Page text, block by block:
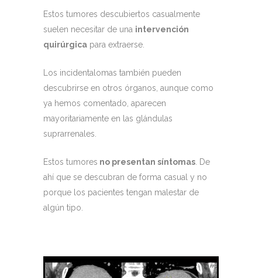
Estos tumores descubiertos casualmente
suelen necesitar de una intervención
quirúrgica para extraerse.
Los incidentalomas también pueden
descubrirse en otros órganos, aunque como
ya hemos comentado, aparecen
mayoritariamente en las glándulas
suprarrenales.
Estos tumores no presentan síntomas . De
ahí que se descubran de forma casual y no
porque los pacientes tengan malestar de
algún tipo.